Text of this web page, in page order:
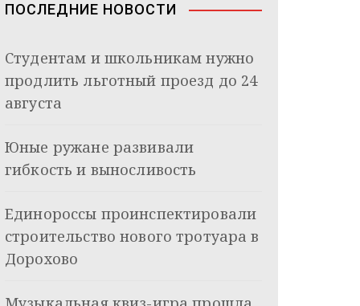
ПОСЛЕДНИЕ НОВОСТИ
Студентам и школьникам нужно
продлить льготный проезд до 24
августа
Юные ружане развивали
гибкость и выносливость
Единороссы проинспектировали
строительство нового тротуара в
Дорохово